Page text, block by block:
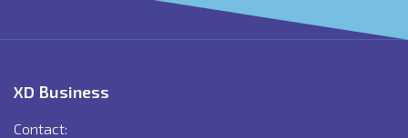
XD Business
Contact: